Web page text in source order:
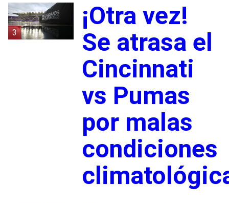
3
¡Otra vez!
Se atrasa el
Cincinnati
vs Pumas
por malas
condiciones